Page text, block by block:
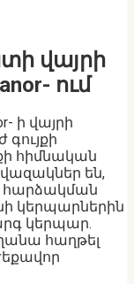
վայրի
ում
ի վայրի
հիմնական
են,
հարձակման
կերպարներին
կերպար.
հաղթել